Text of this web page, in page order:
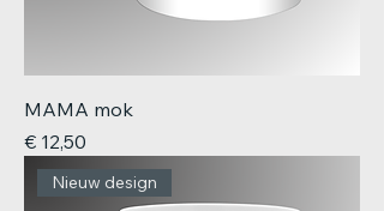
MAMA mok
Prijs
€ 12,50
Nieuw design